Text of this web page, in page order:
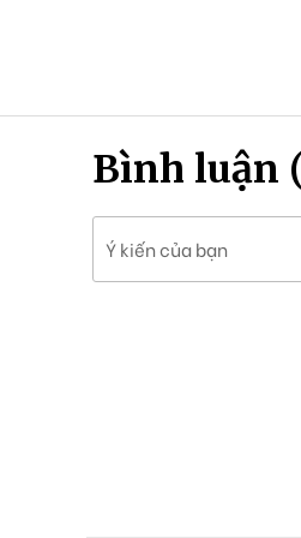
Bình luận
Ý kiến của bạn